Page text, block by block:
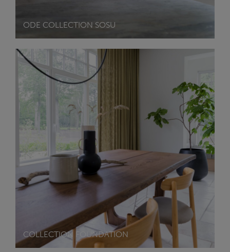
ODE COLLECTION SOSU
COLLECTION FOUNDATION